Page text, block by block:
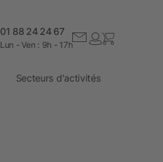
01 88 24 24 67
Lun - Ven : 9h - 17h
Secteurs d'activités